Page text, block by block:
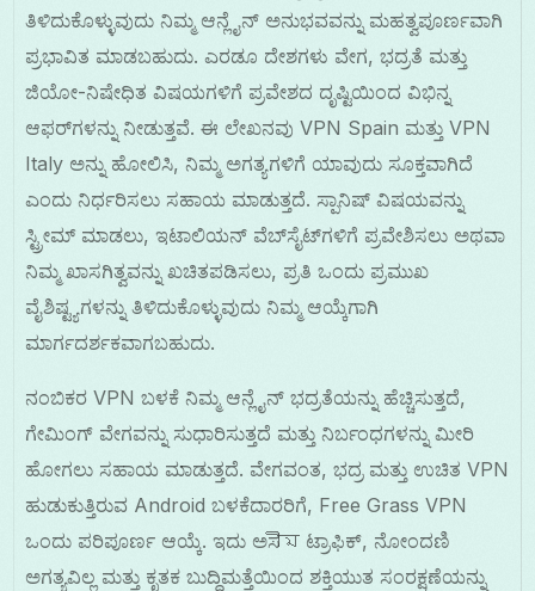
ತಿಳಿದುಕೊಳ್ಳುವುದು ನಿಮ್ಮ ಆನ್ಲೈನ್ ಅನುಭವವನ್ನು ಮಹತ್ವಪೂರ್ಣವಾಗಿ
ಪ್ರಭಾವಿತ ಮಾಡಬಹುದು. ಎರಡೂ ದೇಶಗಳು ವೇಗ, ಭದ್ರತೆ ಮತ್ತು
ಜಿಯೋ-ನಿಷೇಧಿತ ವಿಷಯಗಳಿಗೆ ಪ್ರವೇಶದ ದೃಷ್ಟಿಯಿಂದ ವಿಭಿನ್ನ
ಆಫರ್‌ಗಳನ್ನು ನೀಡುತ್ತವೆ. ಈ ಲೇಖನವು VPN Spain ಮತ್ತು VPN
Italy ಅನ್ನು ಹೋಲಿಸಿ, ನಿಮ್ಮ ಅಗತ್ಯಗಳಿಗೆ ಯಾವುದು ಸೂಕ್ತವಾಗಿದೆ
ಎಂದು ನಿರ್ಧರಿಸಲು ಸಹಾಯ ಮಾಡುತ್ತದೆ. ಸ್ಪಾನಿಷ್ ವಿಷಯವನ್ನು
ಸ್ಟ್ರೀಮ್ ಮಾಡಲು, ಇಟಾಲಿಯನ್ ವೆಬ್‌ಸೈಟ್‌ಗಳಿಗೆ ಪ್ರವೇಶಿಸಲು ಅಥವಾ
ನಿಮ್ಮ ಖಾಸಗಿತ್ವವನ್ನು ಖಚಿತಪಡಿಸಲು, ಪ್ರತಿ ಒಂದು ಪ್ರಮುಖ
ವೈಶಿಷ್ಟ್ಯಗಳನ್ನು ತಿಳಿದುಕೊಳ್ಳುವುದು ನಿಮ್ಮ ಆಯ್ಕೆಗಾಗಿ
ಮಾರ್ಗದರ್ಶಕವಾಗಬಹುದು.
ನಂಬಿಕರ VPN ಬಳಕೆ ನಿಮ್ಮ ಆನ್ಲೈನ್ ಭದ್ರತೆಯನ್ನು ಹೆಚ್ಚಿಸುತ್ತದೆ,
ಗೇಮಿಂಗ್ ವೇಗವನ್ನು ಸುಧಾರಿಸುತ್ತದೆ ಮತ್ತು ನಿರ್ಬಂಧಗಳನ್ನು ಮೀರಿ
ಹೋಗಲು ಸಹಾಯ ಮಾಡುತ್ತದೆ. ವೇಗವಂತ, ಭದ್ರ ಮತ್ತು ಉಚಿತ VPN
ಹುಡುಕುತ್ತಿರುವ Android ಬಳಕೆದಾರರಿಗೆ, Free Grass VPN
ಒಂದು ಪರಿಪೂರ್ಣ ಆಯ್ಕೆ. ಇದು ಅಸীম ಟ್ರಾಫಿಕ್, ನೋಂದಣಿ
ಅಗತ್ಯವಿಲ್ಲ ಮತ್ತು ಕೃತಕ ಬುದ್ಧಿಮತ್ತೆಯಿಂದ ಶಕ್ತಿಯುತ ಸಂರಕ್ಷಣೆಯನ್ನು